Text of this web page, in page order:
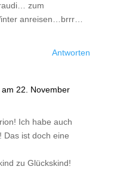
zum
anreisen…brrr…
Antworten
am 22. November
Ich habe auch
Das ist doch eine
zu Glückskind!